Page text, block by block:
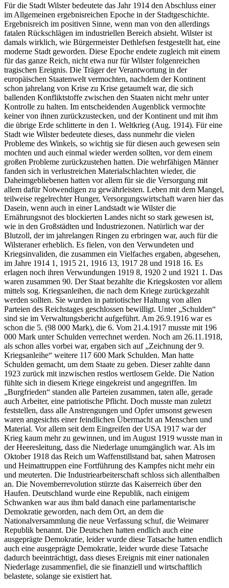
Für die Stadt Wilster bedeutete das Jahr 1914 den Abschluss einer
im Allgemeinen ergebnisreichen Epoche in der Stadtgeschichte.
Ergebnisreich im positiven Sinne, wenn man von den allerdings
fatalen Rückschlägen im industriellen Bereich absieht. Wilster ist
damals wirklich, wie Bürgermeister Dethlefsen festgestellt hat, eine
moderne Stadt geworden. Diese Epoche endete zugleich mit einem
für das ganze Reich, nicht etwa nur für Wilster folgenreichen
tragischen Ereignis. Die Träger der Verantwortung in der
europäischen Staatenwelt vermochten, nachdem der Kontinent
schon jahrelang von Krise zu Krise getaumelt war, die sich
ballenden Konfliktstoffe zwischen den Staaten nicht mehr unter
Kontrolle zu halten. Im entscheidenden Augenblick vermochte
keiner von ihnen zurückzustecken, und der Kontinent und mit ihm
die übrige Erde schlitterte in den 1. Weltkrieg (Aug. 1914). Für eine
Stadt wie Wilster bedeutete dieses, dass nunmehr die vielen
Probleme des Winkels, so wichtig sie für diesen auch gewesen sein
mochten und auch einmal wieder werden sollten, vor dem einem
großen Probleme zurückzustehen hatten. Die wehrfähigen Männer
fanden sich in verlustreichen Materialschlachten wieder, die
Daheimgebliebenen hatten vor allem für sie die Versorgung mit
allem dafür Notwendigen zu gewährleisten. Leben mit dem Mangel,
teilweise regelrechter Hunger, Versorgungswirtschaft waren hier das
Dasein, wenn auch in einer Landstadt wie Wilster die
Ernährungsnot des blockierten Landes nicht so stark gewesen ist,
wie in den Großstädten und Industriezonen. Natürlich war der
Blutzoll, der im jahrelangen Ringen zu erbringen war, auch für die
Wilsteraner erheblich. Es fielen, von den Verwundeten und
Kriegsinvaliden, die zusammen ein Vielfaches ergaben, abgesehen,
im Jahre 1914 1, 1915 21, 1916 13, 1917 28 und 1918 16. Es
erlagen noch ihren Verwundungen 1919 8, 1920 2 und 1921 1. Das
waren zusammen 90. Der Staat bezahlte die Kriegskosten vor allem
mittels sog. Kriegsanleihen, die nach dem Kriege zurückgezahlt
werden sollten. Sie wurden in patriotischer Haltung von allen
Parteien des Reichstages geschlossen bewilligt. Unter „Schulden“
sind sie im Verwaltungsbericht aufgeführt. Am 26.9.1916 war es
schon die 5. (98 000 Mark), die 6. Vom 21.4.1917 musste mit 196
000 Mark unter Schulden verrechnet werden. Noch am 26.11.1918,
als schon alles vorbei war, ergaben sich auf „Zeichnung der 9.
Kriegsanleihe“ weitere 117 600 Mark Schulden. Man hatte
Schulden gemacht, um dem Staate zu geben. Dieser zahlte dann
1923 zurück mit inzwischen restlos wertlosem Gelde. Die Nation
fühlte sich in diesem Kriege eingekreist und angegriffen. Im
„Burgfrieden“ standen alle Parteien zusammen, taten alle, gerade
auch Arbeiter, eine patriotische Pflicht. Doch musste man zuletzt
feststellen, dass alle Anstrengungen und Opfer umsonst gewesen
waren angesichts einer feindlichen Übermacht an Menschen und
Material. Vor allem seit dem Eingreifen der USA 1917 war der
Krieg kaum mehr zu gewinnen, und im August 1919 wusste man in
der Heeresleitung, dass die Niederlage unumgänglich war. Als im
Oktober 1918 das Reich um Waffenstillstand bat, sahen Matrosen
und Heimattruppen eine Fortführung des Kampfes nicht mehr ein
und meuterten. Die Industriearbeiterschaft schloss sich allenthalben
an. Die Novemberrevolution stürzte das Kaiserreich über den
Haufen. Deutschland wurde eine Republik, nach einigem
Schwanken war aus ihm bald danach eine parlamentarische
Demokratie geworden, nach dem Ort, an dem die
Nationalversammlung die neue Verfassung schuf, die Weimarer
Republik benannt. Die Deutschen hatten endlich auch eine
ausgeprägte Demokratie, leider wurde diese Tatsache hatten endlich
auch eine ausgeprägte Demokratie, leider wurde diese Tatsache
dadurch beeinträchtigt, dass dieses Ereignis mit einer nationalen
Niederlage zusammenfiel, die sie finanziell und wirtschaftlich
belastete, solange sie existiert hat.